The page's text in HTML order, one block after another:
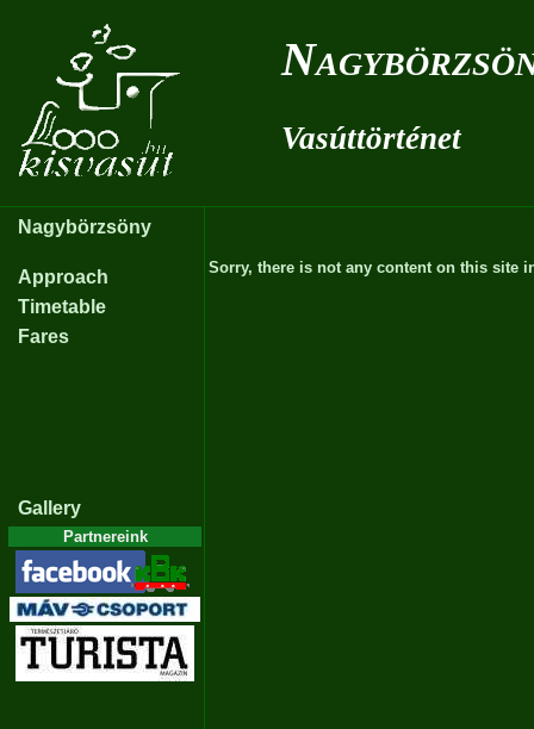
Vasúttörténet
Nagybörzsöny
Approach
Timetable
Fares
Gallery
Partnereink
Sorry, there is not any content on this site